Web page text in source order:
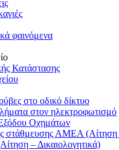
φαινόμενα
Κατάστασης
στο οδικό δίκτυο
στον ηλεκτροφωτισμό
Οχημάτων
στάθμευσης ΑΜΕΑ (Αίτηση –
– Δικαιολογητικά)